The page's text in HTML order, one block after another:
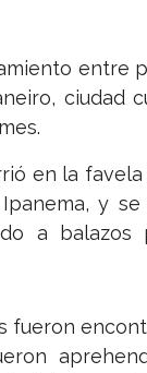
entre
ciudad
en la favela
y se
a balazos
fueron